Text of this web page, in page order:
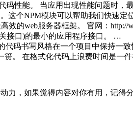
码性能。 当应用出现性能问题时，
这个NPM模块可以帮助我们快速
效的web服务器框架。 官网：http://
接口)的最小的应用程序接口。 …
码书写风格在一个项目中保持一
。 在格式化代码上浪费时间是一
力，如果觉得内容对你有用，记得